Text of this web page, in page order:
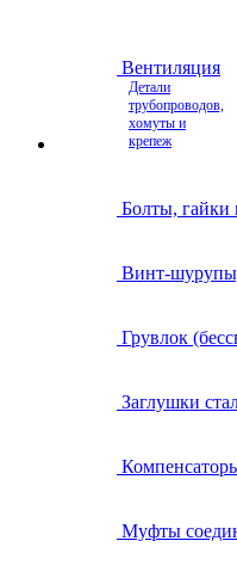
Вентиляция
Детали
трубопроводов,
хомуты и
крепеж
Болты,
Винт-
Грувлок
Заглушки
Муфты